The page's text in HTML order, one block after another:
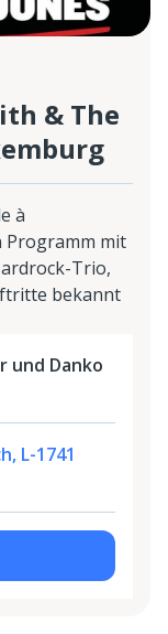
& The
à
Programm mit
Trio,
bekannt
und Danko
L-1741